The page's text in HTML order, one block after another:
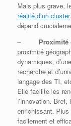
Mais plus grave,
réalité d’un cluster
dépend
– Proximité
proximité
dynamiques,
recherche et
langage des TI,
Elle facilite les
l’innovation.
enrichissant.
facilement et